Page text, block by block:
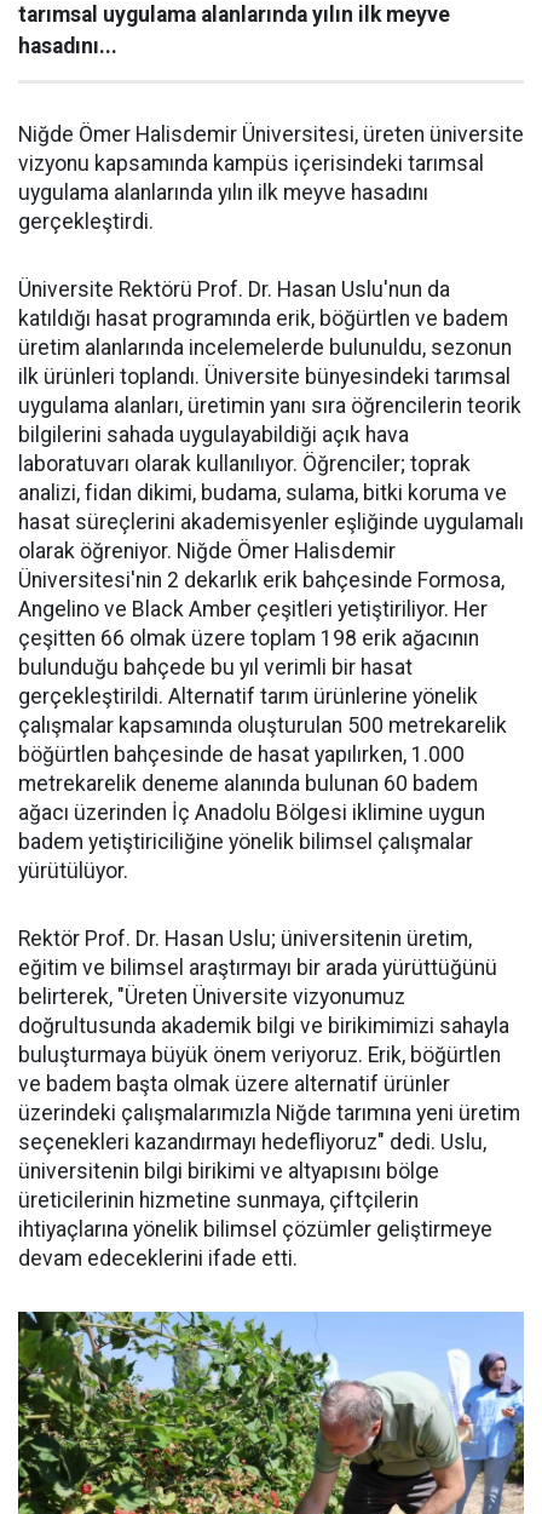
tarımsal uygulama alanlarında yılın ilk meyve
hasadını...
Niğde Ömer Halisdemir Üniversitesi, üreten üniversite
vizyonu kapsamında kampüs içerisindeki tarımsal
uygulama alanlarında yılın ilk meyve hasadını
gerçekleştirdi.
Üniversite Rektörü Prof. Dr. Hasan Uslu'nun da
katıldığı hasat programında erik, böğürtlen ve badem
üretim alanlarında incelemelerde bulunuldu, sezonun
ilk ürünleri toplandı. Üniversite bünyesindeki tarımsal
uygulama alanları, üretimin yanı sıra öğrencilerin teorik
bilgilerini sahada uygulayabildiği açık hava
laboratuvarı olarak kullanılıyor. Öğrenciler; toprak
analizi, fidan dikimi, budama, sulama, bitki koruma ve
hasat süreçlerini akademisyenler eşliğinde uygulamalı
olarak öğreniyor. Niğde Ömer Halisdemir
Üniversitesi'nin 2 dekarlık erik bahçesinde Formosa,
Angelino ve Black Amber çeşitleri yetiştiriliyor. Her
çeşitten 66 olmak üzere toplam 198 erik ağacının
bulunduğu bahçede bu yıl verimli bir hasat
gerçekleştirildi. Alternatif tarım ürünlerine yönelik
çalışmalar kapsamında oluşturulan 500 metrekarelik
böğürtlen bahçesinde de hasat yapılırken, 1.000
metrekarelik deneme alanında bulunan 60 badem
ağacı üzerinden İç Anadolu Bölgesi iklimine uygun
badem yetiştiriciliğine yönelik bilimsel çalışmalar
yürütülüyor.
Rektör Prof. Dr. Hasan Uslu; üniversitenin üretim,
eğitim ve bilimsel araştırmayı bir arada yürüttüğünü
belirterek, "Üreten Üniversite vizyonumuz
doğrultusunda akademik bilgi ve birikimimizi sahayla
buluşturmaya büyük önem veriyoruz. Erik, böğürtlen
ve badem başta olmak üzere alternatif ürünler
üzerindeki çalışmalarımızla Niğde tarımına yeni üretim
seçenekleri kazandırmayı hedefliyoruz" dedi. Uslu,
üniversitenin bilgi birikimi ve altyapısını bölge
üreticilerinin hizmetine sunmaya, çiftçilerin
ihtiyaçlarına yönelik bilimsel çözümler geliştirmeye
devam edeceklerini ifade etti.